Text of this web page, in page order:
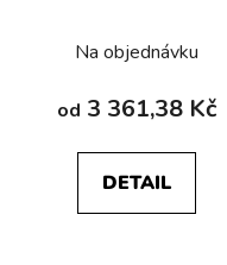
Na objednávku
od 3 361,38 Kč
DETAIL